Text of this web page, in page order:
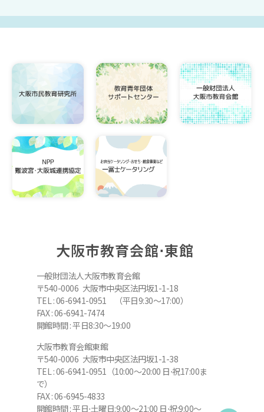
大阪市教育会館⋅東館
一般財団法人大阪市教育会館
〒540-0006 大阪市中央区法円坂1-1-18
TEL : 06-6941-0951 （平日9:30～17:00）
FAX : 06-6941-7474
開館時間 : 平日8:30～19:00
大阪市教育会館東館
〒540-0006 大阪市中央区法円坂1-1-38
TEL : 06-6941-0951（10:00～20:00 日⋅祝17:00ま
で）
FAX : 06-6945-4833
開館時間 : 平日⋅土曜日:9:00～21:00 日⋅祝:9:00～